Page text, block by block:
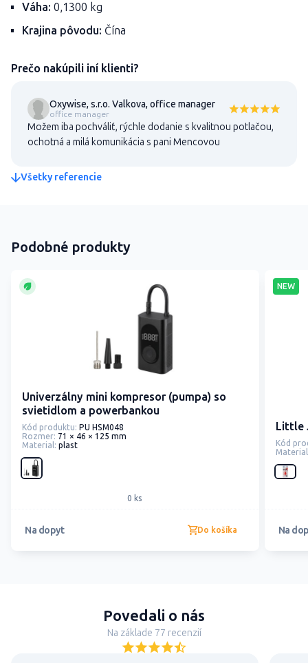
Váha: 0,1300 kg
Krajina pôvodu: Čína
Prečo nakúpili iní klienti?
Oxywise, s.r.o. Valkova, office manager
office manager
Možem iba pochváliť, rýchle dodanie s kvalitnou potlačou,
ochotná a milá komunikácia s pani Mencovou
Všetky referencie
Podobné produkty
Univerzálny mini kompresor (pumpa) so
svietidlom a powerbankou
Kód produktu: PU HSM048
Rozmer: 71 × 46 × 125 mm
Material: plast
0 ks
Na dopyt Do košíka
NEW
Little
Kód
Na
Povedali o nás
Na základe 77 recenzií